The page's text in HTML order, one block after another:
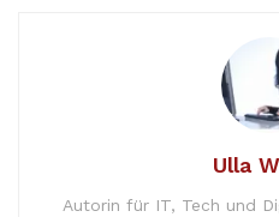
Ulla
Autorin für IT, Tech und